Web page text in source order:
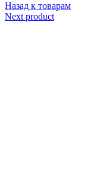
Назад к товарам
Next product